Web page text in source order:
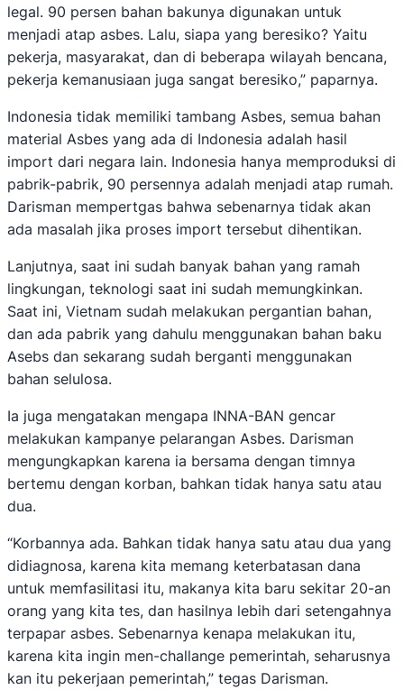
legal. 90 persen bahan bakunya digunakan untuk
menjadi atap asbes. Lalu, siapa yang beresiko? Yaitu
pekerja, masyarakat, dan di beberapa wilayah bencana,
pekerja kemanusiaan juga sangat beresiko,” paparnya.
Indonesia tidak memiliki tambang Asbes, semua bahan
material Asbes yang ada di Indonesia adalah hasil
import dari negara lain. Indonesia hanya memproduksi di
pabrik-pabrik, 90 persennya adalah menjadi atap rumah.
Darisman mempertgas bahwa sebenarnya tidak akan
ada masalah jika proses import tersebut dihentikan.
Lanjutnya, saat ini sudah banyak bahan yang ramah
lingkungan, teknologi saat ini sudah memungkinkan.
Saat ini, Vietnam sudah melakukan pergantian bahan,
dan ada pabrik yang dahulu menggunakan bahan baku
Asebs dan sekarang sudah berganti menggunakan
bahan selulosa.
Ia juga mengatakan mengapa INNA-BAN gencar
melakukan kampanye pelarangan Asbes. Darisman
mengungkapkan karena ia bersama dengan timnya
bertemu dengan korban, bahkan tidak hanya satu atau
dua.
“Korbannya ada. Bahkan tidak hanya satu atau dua yang
didiagnosa, karena kita memang keterbatasan dana
untuk memfasilitasi itu, makanya kita baru sekitar 20-an
orang yang kita tes, dan hasilnya lebih dari setengahnya
terpapar asbes. Sebenarnya kenapa melakukan itu,
karena kita ingin men-challange pemerintah, seharusnya
kan itu pekerjaan pemerintah,” tegas Darisman.